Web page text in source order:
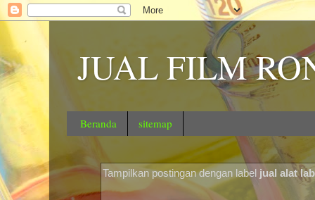
JUAL FILM
Beranda sitemap
Tampilkan postingan dengan label jual alat lab